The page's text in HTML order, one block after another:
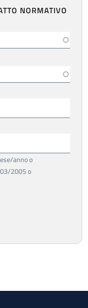
NORMATIVO
anno o
2005 o